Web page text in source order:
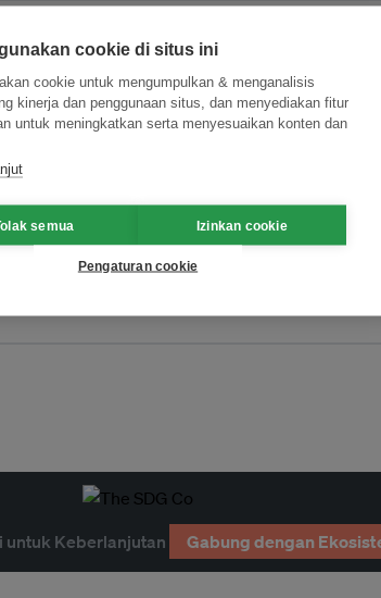
Alliance with the Latin American Quality
untuk Keberlanjutan Gabung dengan
cookie di situs ini
cookie untuk mengumpulkan & menganalisis
kinerja dan penggunaan situs, dan menyediakan fitur
untuk meningkatkan serta menyesuaikan konten dan
semua Izinkan cookie
Pengaturan cookie